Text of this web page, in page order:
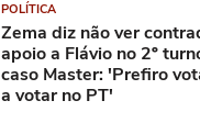
POLÍTICA
Zema diz não ver
apoio a Flávio no 2º
caso Master: 'Prefiro
a votar no PT'